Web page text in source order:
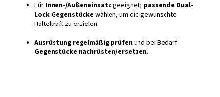
Für Innen-/Außeneinsatz geeignet; passende Dual-
Lock Gegenstücke wählen, um die gewünschte
Haltekraft zu erzielen.
Ausrüstung regelmäßig prüfenund bei Bedarf
Gegenstücke nachrüsten/ersetzen.